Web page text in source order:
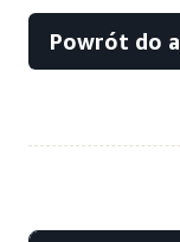
Powrót do